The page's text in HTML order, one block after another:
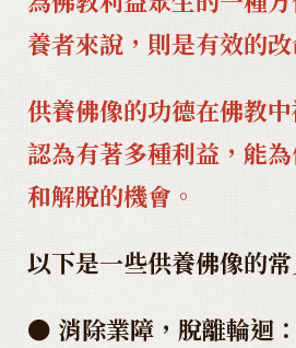
養者來說，則是有效的改
供養佛像的功德在佛教
認為有著多種利益，能
和解脫的機會。
以下是一些供養佛像的常
● 消除業障，脫離輪迴：